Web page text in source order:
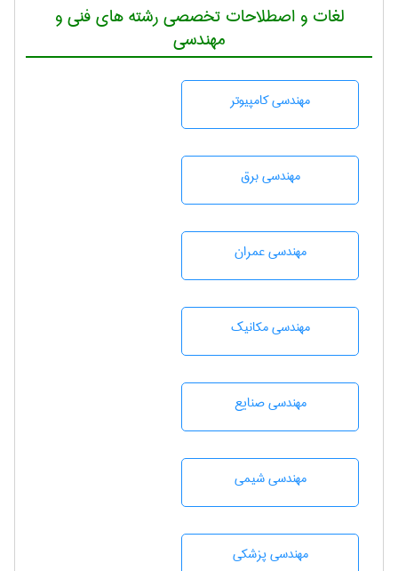
لغات و اصطلاحات تخصصی رشته های فنی و
مهندسی
مهندسی كامپيوتر
مهندسی برق
مهندسی عمران
مهندسی مکانیک
مهندسی صنايع
مهندسي شيمی
مهندسی پزشکی